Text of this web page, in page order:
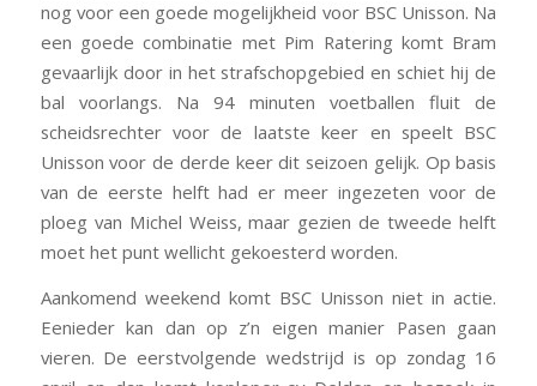
nog voor een goede mogelijkheid voor BSC Unisson. Na
een goede combinatie met Pim Ratering komt Bram
gevaarlijk door in het strafschopgebied en schiet hij de
bal voorlangs. Na 94 minuten voetballen fluit de
scheidsrechter voor de laatste keer en speelt BSC
Unisson voor de derde keer dit seizoen gelijk. Op basis
van de eerste helft had er meer ingezeten voor de
ploeg van Michel Weiss, maar gezien de tweede helft
moet het punt wellicht gekoesterd worden.
Aankomend weekend komt BSC Unisson niet in actie.
Eenieder kan dan op z’n eigen manier Pasen gaan
vieren. De eerstvolgende wedstrijd is op zondag 16